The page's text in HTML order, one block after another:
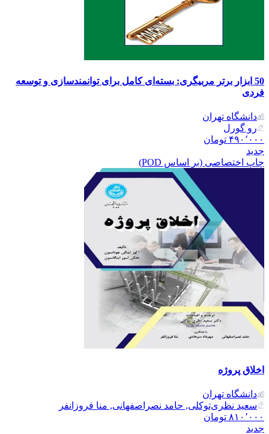
50 ابزار برتر مربیگری: بسته‌ای کامل برای توانمندسازی و توسعه
فردی
دانشگاه تهران
رو گورل
۴۹۰٬۰۰۰ تومان
جدید
چاپ اختصاصی (بر اساس POD)
اخلاق پروژه
دانشگاه تهران
سعید نظری‌توکلی, حامد نصراصفهانی, منا فروزانفر
۸۱۰٬۰۰۰ تومان
جدید